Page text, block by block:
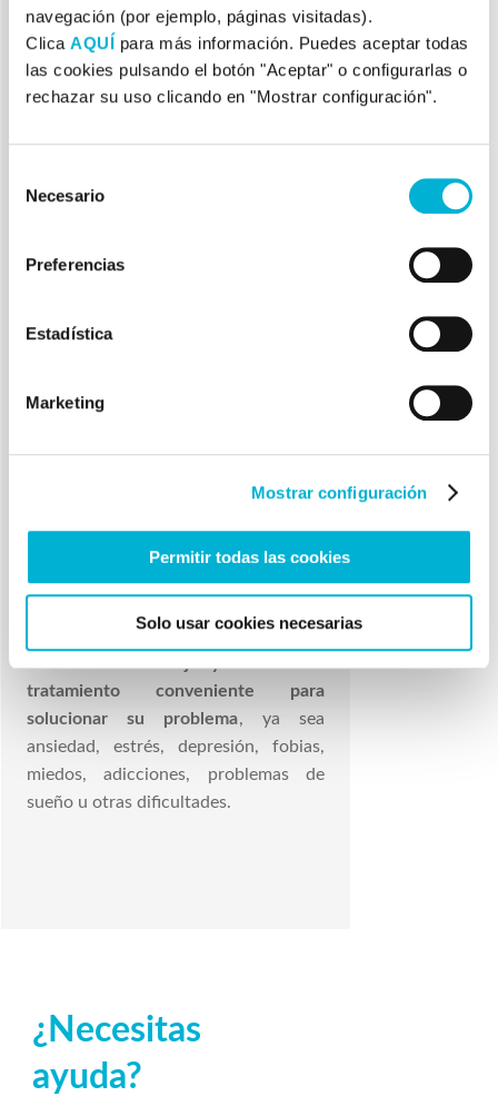
navegación (por ejemplo, páginas visitadas).
Clica AQUÍ para más información. Puedes aceptar todas
las cookies pulsando el botón "Aceptar" o configurarlas o
rechazar su uso clicando en "Mostrar configuración".
Necesario
Preferencias
Estadística
Marketing
Mostrar configuración
Permitir todas las cookies
Solo usar cookies necesarias
tratamientos
orientados a niños
En el gabinete psicológico de Luis
de todas las edades desde niños a
ayudarles en su correcto desarrollo y
Psicología Clínica por la Asociación
de, entre otras especialidades, casos
Luis Alonso Echagüeevaluará la
tratamiento conveniente para
solucionar su problema, ya sea
ansiedad, estrés, depresión, fobias,
miedos, adicciones, problemas de
sueño u otras dificultades.
¿Necesitas
ayuda?